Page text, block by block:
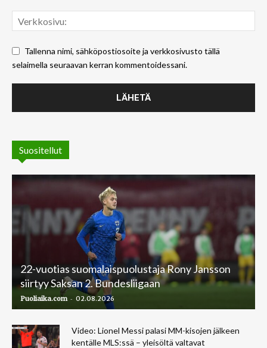
Tallenna nimi, sähköpostiosoite ja verkkosivusto tällä
selaimella seuraavan kerran kommentoidessani.
Suositellut
22-vuotias suomalaispuolustaja Rony Jansson
siirtyy Saksan 2. Bundesliigaan
Puoliaika.com - 02.08.2026
Video: Lionel Messi palasi MM-kisojen jälkeen
kentälle MLS:ssä – yleisöltä valtavat